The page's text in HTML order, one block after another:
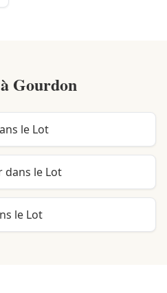
Gourdon
le Lot
dans le Lot
le Lot